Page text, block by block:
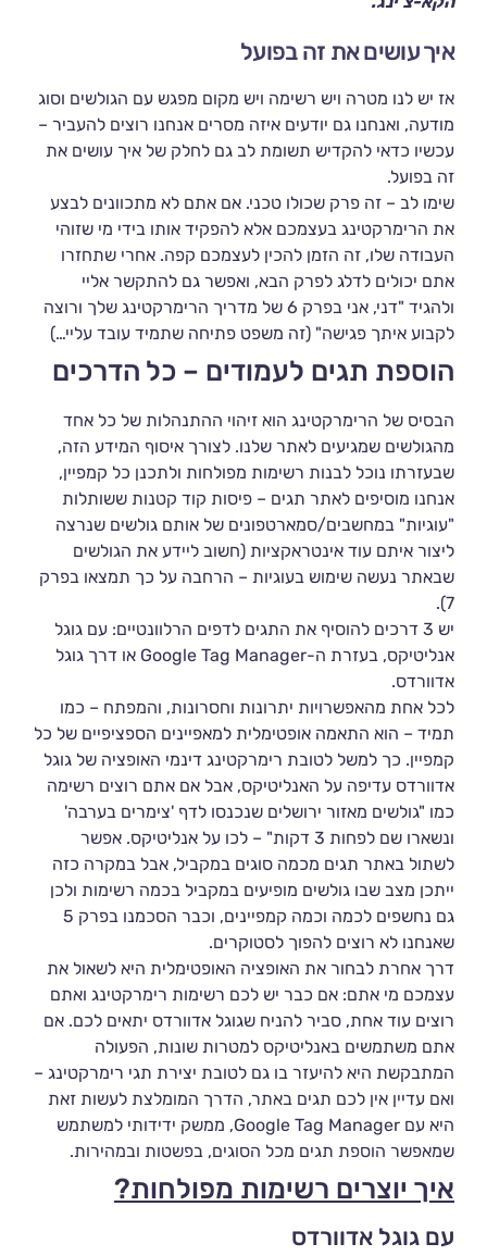
איך עושים את זה בפועל
אז יש לנו מטרה ויש רשימה ויש מקום מפגש עם הגולשים וסוג
מודעה, ואנחנו גם יודעים איזה מסרים אנחנו רוצים להעביר –
עכשיו כדאי להקדיש תשומת לב גם לחלק של איך עושים את
זה בפועל.
שימו לב – זה פרק שכולו טכני. אם אתם לא מתכוונים לבצע
את הרימרקטינג בעצמכם אלא להפקיד אותו בידי מי שזוהי
העבודה שלו, זה הזמן להכין לעצמכם קפה. אחרי שתחזרו
אתם יכולים לדלג לפרק הבא, ואפשר גם להתקשר אליי
ולהגיד "דני, אני בפרק 6 של מדריך הרימרקטינג שלך ורוצה
לקבוע איתך פגישה" (זה משפט פתיחה שתמיד עובד עליי…)
הוספת תגים לעמודים – כל הדרכים
הבסיס של הרימרקטינג הוא זיהוי ההתנהלות של כל אחד
מהגולשים שמגיעים לאתר שלנו. לצורך איסוף המידע הזה,
שבעזרתו נוכל לבנות רשימות מפולחות ולתכנן כל קמפיין,
אנחנו מוסיפים לאתר תגים – פיסות קוד קטנות ששותלות
"עוגיות" במחשבים/סמארטפונים של אותם גולשים שנרצה
ליצור איתם עוד אינטראקציות (חשוב ליידע את הגולשים
שבאתר נעשה שימוש בעוגיות – הרחבה על כך תמצאו בפרק
7).
יש 3 דרכים להוסיף את התגים לדפים הרלוונטיים: עם גוגל
אנליטיקס, בעזרת ה-Google Tag Manager או דרך גוגל
אדוורדס.
לכל אחת מהאפשרויות יתרונות וחסרונות, והמפתח – כמו
תמיד – הוא התאמה אופטימלית למאפיינים הספציפיים של כל
קמפיין. כך למשל לטובת רימרקטינג דינמי האופציה של גוגל
אדוורדס עדיפה על האנליטיקס, אבל אם אתם רוצים רשימה
כמו "גולשים מאזור ירושלים שנכנסו לדף 'צימרים בערבה'
ונשארו שם לפחות 3 דקות" – לכו על אנליטיקס. אפשר
לשתול באתר תגים מכמה סוגים במקביל, אבל במקרה כזה
ייתכן מצב שבו גולשים מופיעים במקביל בכמה רשימות ולכן
גם נחשפים לכמה וכמה קמפיינים, וכבר הסכמנו בפרק 5
שאנחנו לא רוצים להפוך לסטוקרים.
דרך אחרת לבחור את האופציה האופטימלית היא לשאול את
עצמכם מי אתם: אם כבר יש לכם רשימות רימרקטינג ואתם
רוצים עוד אחת, סביר להניח שגוגל אדוורדס יתאים לכם. אם
אתם משתמשים באנליטיקס למטרות שונות, הפעולה
המתבקשת היא להיעזר בו גם לטובת יצירת תגי רימרקטינג –
ואם עדיין אין לכם תגים באתר, הדרך המומלצת לעשות זאת
היא עם Google Tag Manager, ממשק ידידותי למשתמש
שמאפשר הוספת תגים מכל הסוגים, בפשטות ובמהירות.
איך יוצרים רשימות מפולחות?
עם גוגל אדוורדס